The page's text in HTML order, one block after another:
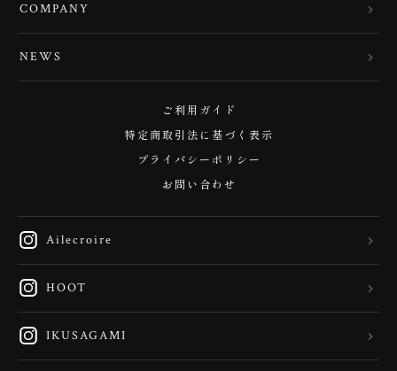
COMPANY
NEWS
ご利用ガイド
特定商取引法に基づく表示
プライバシーポリシー
お問い合わせ
Ailecroire
HOOT
IKUSAGAMI